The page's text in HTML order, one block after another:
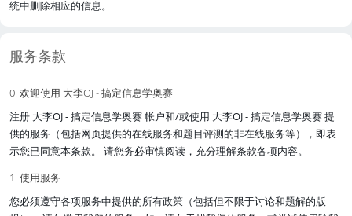
统中删除相应的信息。
服务条款
0. 欢迎使用 大李OJ - 搞定信息学奥赛
注册 大李OJ - 搞定信息学奥赛 帐户和/或使用 大李OJ - 搞定信息学奥赛 提
供的服务（包括网页提供的在线服务和题目评测的非在线服务等），即表
示您已同意本条款。 请您务必审慎阅读，充分理解条款各项内容。
1. 使用服务
您必须遵守各项服务中提供的所有政策（包括但不限于讨论和题解的版